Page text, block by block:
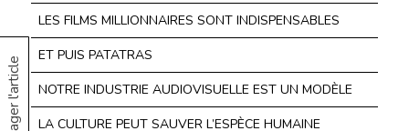
Partager l'article
LES FILMS MILLIONNAIRES SONT INDISPENSABLES
ET PUIS PATATRAS
NOTRE INDUSTRIE AUDIOVISUELLE EST UN MODÈLE
LA CULTURE PEUT SAUVER L’ESPÈCE HUMAINE